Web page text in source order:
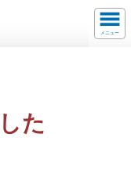
メニュー
た